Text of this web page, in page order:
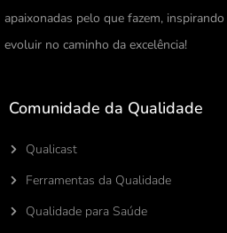
apaixonadas pelo que fazem,
evoluir no caminho da excelência!
Comunidade da Qualidade
Qualicast
Ferramentas da Qualidade
Qualidade para Saúde